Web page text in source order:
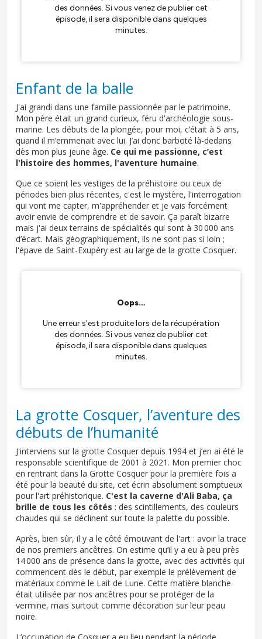
Enfant de la balle
J'ai grandi dans une famille passionnée par le patrimoine.
Mon père était un grand curieux, féru d'archéologie sous-
marine. Les débuts de la plongée, pour moi, c’était à 5 ans,
quand il m’emmenait avec lui. J’ai donc barboté là-dedans
dès mon plus jeune âge. Ce qui me passionne, c’est
l'histoire des hommes, l'aventure humaine.
Que ce soient les vestiges de la préhistoire ou ceux de
périodes bien plus récentes, c'est le mystère, l'interrogation
qui vont me capter, m'appréhender et je vais forcément
avoir envie de comprendre et de savoir. Ça paraît bizarre
mais j'ai deux terrains de spécialités qui sont à 30 000 ans
d’écart. Mais géographiquement, ils ne sont pas si loin ;
l'épave de Saint-Exupéry est au large de la grotte Cosquer.
La grotte Cosquer, l’aventure des
débuts de l’humanité
J'interviens sur la grotte Cosquer depuis 1994 et j’en ai été le
responsable scientifique de 2001 à 2021. Mon premier choc
en rentrant dans la Grotte Cosquer pour la première fois a
été pour la beauté du site, cet écrin absolument somptueux
pour l'art préhistorique. C'est la caverne d'Ali Baba, ça
brille de tous les côtés : des scintillements, des couleurs
chaudes qui se déclinent sur toute la palette du possible.
Après, bien sûr, il y a le côté émouvant de l'art : avoir la trace
de nos premiers ancêtres. On estime qu’il y a eu à peu près
14 000 ans de présence dans la grotte, avec des activités qui
commencent dès le début, par exemple le prélèvement de
matériaux comme le Lait de Lune. Cette matière blanche
était utilisée par nos ancêtres pour se protéger de la
vermine, mais surtout comme décoration sur leur peau
noire.